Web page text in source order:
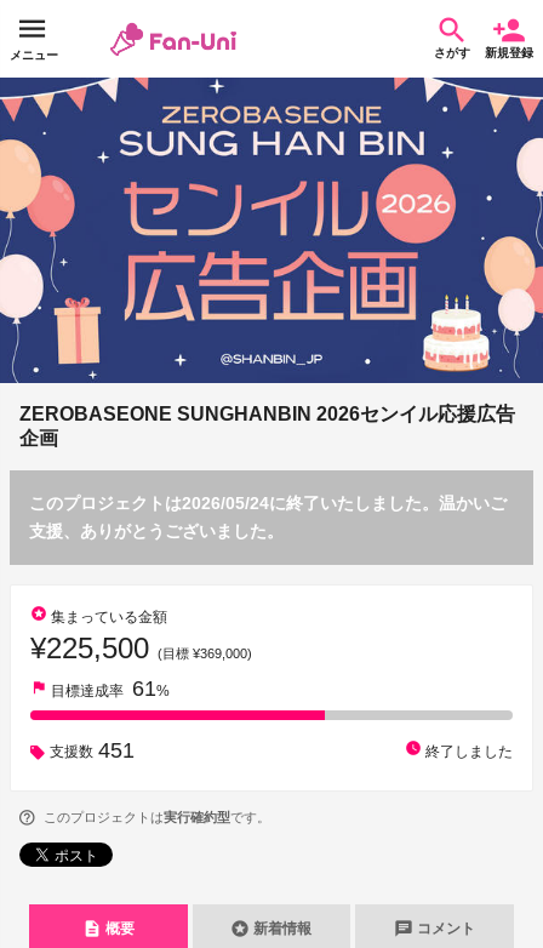
メニュー さがす 新規登録
ZEROBASEONE SUNGHANBIN 2026センイル応援広告
企画
このプロジェクトは2026/05/24に終了いたしました。温かいご
支援、ありがとうございました。
stars 集まっている金額
¥225,500 (目標 ¥369,000)
flag 目標達成率 61%
支援数 451 watch_later 終了しました
このプロジェクトは実行確約型です。
description 概要 stars 新着情報 chat コメント